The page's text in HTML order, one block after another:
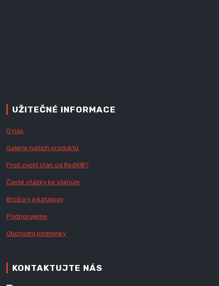
UŽITEČNÉ INFORMACE
O nás
Galerie našich produktů
Proč zvolit stan od RedX®?
Časté otázky ke stanům
Brožury a katalogy
Podporujeme
Obchodní podmínky
KONTAKTUJTE NÁS